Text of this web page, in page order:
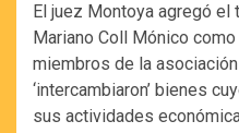
El juez Montoya agregó
Mariano Coll Mónico
miembros de la
‘intercambiaron’ bienes
sus actividades